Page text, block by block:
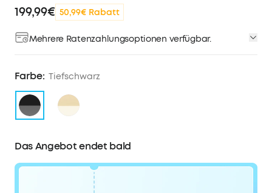
199,99€ 50,99€ Rabatt
Mehrere Ratenzahlungsoptionen verfügbar.
Farbe: Tiefschwarz
Das Angebot endet bald